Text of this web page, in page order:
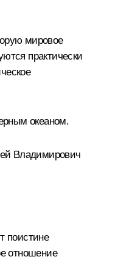
мировое
практически
океаном.
Владимирович
поистине
отношение